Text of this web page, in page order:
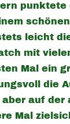
leicht
mit
Mal ein
die
auf der
Mal